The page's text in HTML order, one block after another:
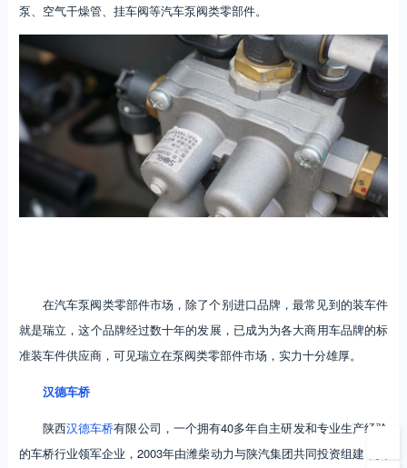
泵、空气干燥管、挂车阀等汽车泵阀类零部件。
在汽车泵阀类零部件市场，除了个别进口品牌，最常见到的装车件
就是瑞立，这个品牌经过数十年的发展，已成为为各大商用车品牌的标
准装车件供应商，可见瑞立在泵阀类零部件市场，实力十分雄厚。
汉德车桥
陕西汉德车桥有限公司，一个拥有40多年自主研发和专业生产经验
的车桥行业领军企业，2003年由潍柴动力与陕汽集团共同投资组建，其